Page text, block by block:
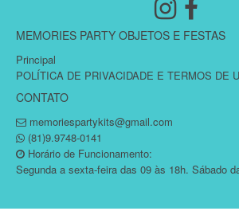
MEMORIES PARTY OBJETOS E FESTAS
Principal
POLÍTICA DE PRIVACIDADE E TERMOS DE
CONTATO
memoriespartykits@gmail.com
(81)9.9748-0141
Horário de Funcionamento:
Segunda a sexta-feira das 09 às 18h. Sábado